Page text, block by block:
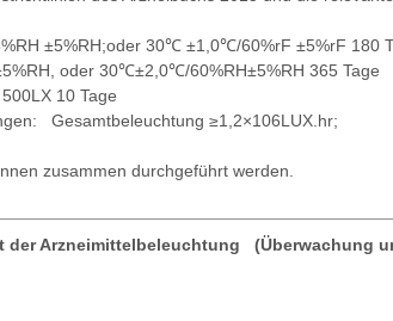
±5%RH;oder 30℃ ±1,0℃/60%rF ±5%rF 180
oder 30℃±2,0℃/60%RH±5%RH 365 Tage
10 Tage
Gesamtbeleuchtung ≥1,2×106LUX.hr;
zusammen durchgeführt werden.
der Arzneimittelbeleuchtung (Überwachung